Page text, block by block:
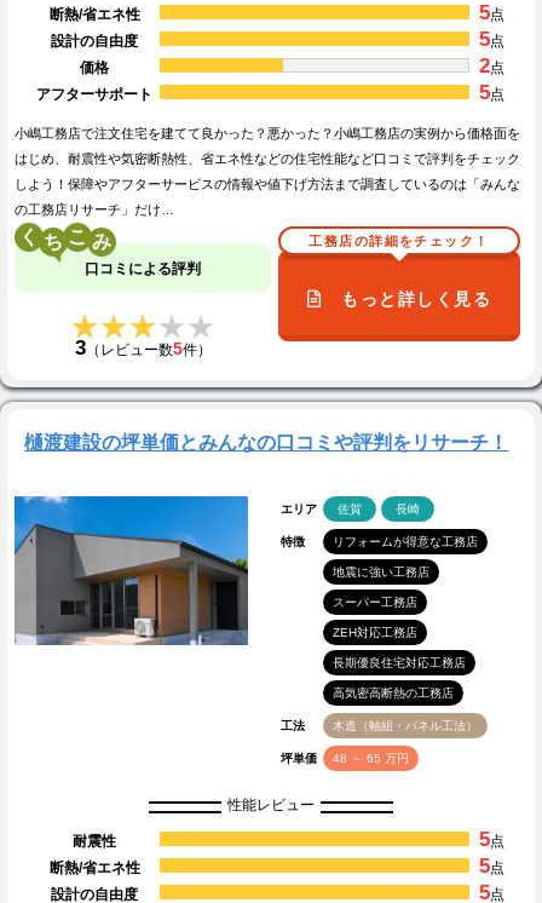
断熱/省エネ性
5点
設計の自由度
5点
価格
2点
アフターサポート
5点
小嶋工務店で注文住宅を建てて良かった？悪かった？小嶋工務店の実例から価格面を
はじめ、耐震性や気密断熱性、省エネ性などの住宅性能など口コミで評判をチェック
しよう！保障やアフターサービスの情報や値下げ方法まで調査しているのは「みんな
の工務店リサーチ」だけ…
く こ
口コミによる評判
★★★★★
★★★★★
3（レビュー数5件）
工務店の詳細をチェック！
もっと詳しく見る
樋渡建設の坪単価とみんなの口コミや評判をリサーチ！
エリア 佐賀 長崎
特徴 リフォームが得意な工務店
地震に強い工務店
スーパー工務店
ZEH対応工務店
長期優良住宅対応工務店
高気密高断熱の工務店
工法 木造（軸組・パネル工法）
坪単価 48 ～ 65 万円
性能レビュー
耐震性 5点
断熱/省エネ性
5点
設計の自由度
5点